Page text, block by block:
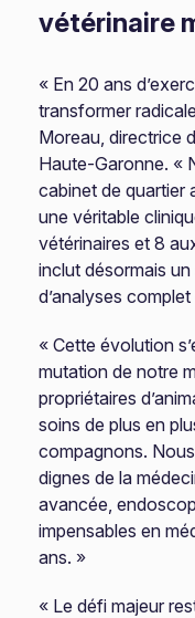
vétérinaire
« En 20 ans
transformer
Moreau, directrice
Haute-Garonne. «
cabinet de quartier
une véritable
vétérinaires et 8
inclut désormais
d’analyses
« Cette évolution
mutation de notre
propriétaires
soins de plus en
compagnons.
dignes de la
avancée,
impensables en
ans. »
« Le défi majeur